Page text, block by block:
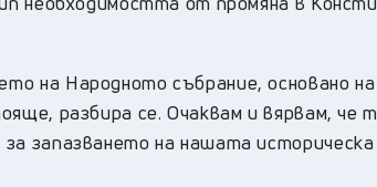
на Народното събрание, основано
разбира се. Очаквам и вярвам,
запазването на нашата